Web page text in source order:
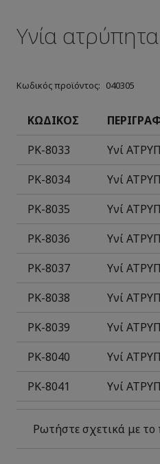
Υνία
Κωδικός προϊόντος: 040305
ΚΩΔΙΚΟΣ
ΡΚ-8033
Υνί
ΡΚ-8034 Υνί
ΡΚ-8035 Υνί
ΡΚ-8036 Υνί
ΡΚ-8037 Υνί
ΡΚ-8038 Υνί
ΡΚ-8039
Υνί
ΡΚ-8040
Υνί
ΡΚ-8041 Υνί
Ρωτήστε σχετικά με το